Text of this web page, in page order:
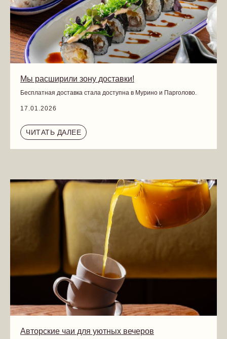
Мы расширили зону доставки!
Бесплатная доставка стала доступна в Мурино и Парголово.
17.01.2026
ЧИТАТЬ ДАЛЕЕ
Авторские чаи для уютных вечеров